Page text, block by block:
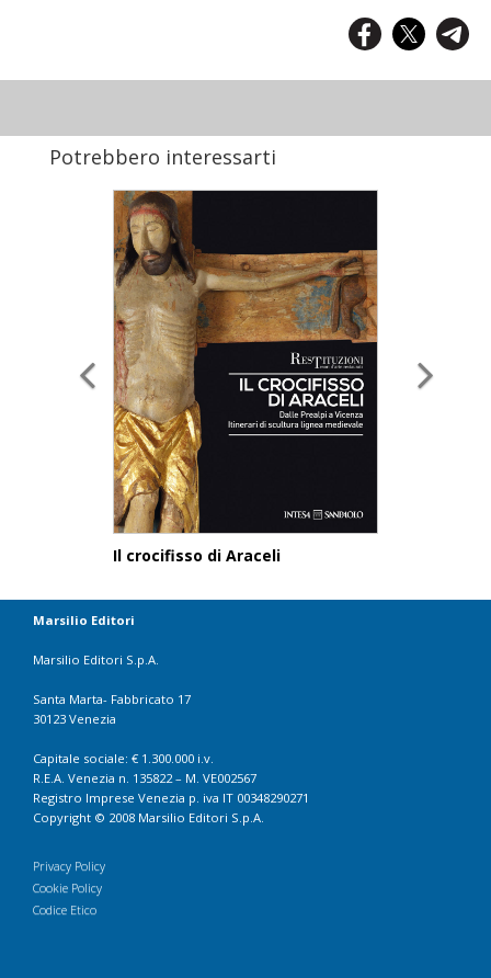
Potrebbero interessarti
Il crocifisso di Araceli
Marsilio Editori
Marsilio Editori S.p.A.
Santa Marta- Fabbricato 17
30123 Venezia
Capitale sociale: € 1.300.000 i.v.
R.E.A. Venezia n. 135822 – M. VE002567
Registro Imprese Venezia p. iva IT 00348290271
Copyright © 2008 Marsilio Editori S.p.A.
Privacy Policy
Cookie Policy
Codice Etico